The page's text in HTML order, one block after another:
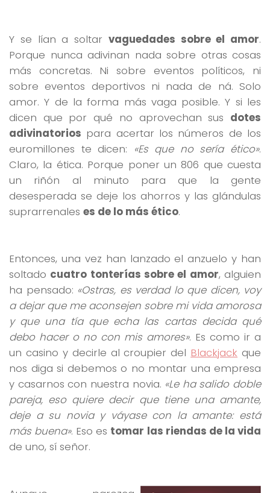
Y se lían a soltar vaguedades sobre el amor.
Porque nunca adivinan nada sobre otras cosas
más concretas. Ni sobre eventos políticos, ni
sobre eventos deportivos ni nada de ná. Solo
amor. Y de la forma más vaga posible. Y si les
dicen que por qué no aprovechan sus dotes
adivinatorios para acertar los números de los
euromillones te dicen: «Es que no sería ético».
Claro, la ética. Porque poner un 806 que cuesta
un riñón al minuto para que la gente
desesperada se deje los ahorros y las glándulas
suprarrenales es de lo más ético.
Entonces, una vez han lanzado el anzuelo y han
soltado cuatro tonterías sobre el amor, alguien
ha pensado: «Ostras, es verdad lo que dicen, voy
a dejar que me aconsejen sobre mi vida amorosa
y que una tía que echa las cartas decida qué
debo hacer o no con mis amores». Es como ir a
un casino y decirle al croupier del Blackjack que
nos diga si debemos o no montar una empresa
y casarnos con nuestra novia. «Le ha salido doble
pareja, eso quiere decir que tiene una amante,
deje a su novia y váyase con la amante: está
más buena». Eso es tomar las riendas de la vida
de uno, sí señor.